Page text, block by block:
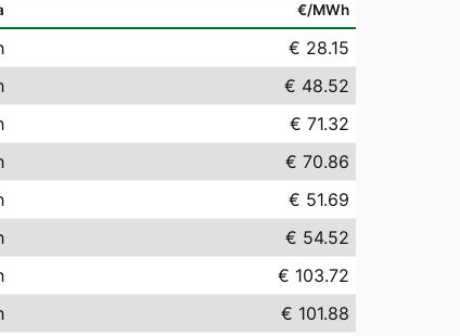
€/MWh
€ 28.15
€ 48.52
€ 71.32
€ 70.86
€ 51.69
€ 54.52
€ 103.72
€ 101.88